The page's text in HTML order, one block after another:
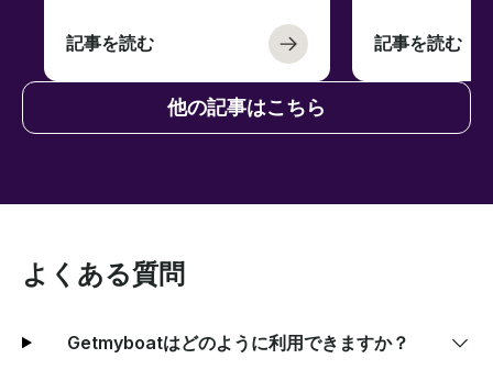
記事を読む 記事を読む
他の記事はこちら
よくある質問
Getmyboatはどのように利用できますか？